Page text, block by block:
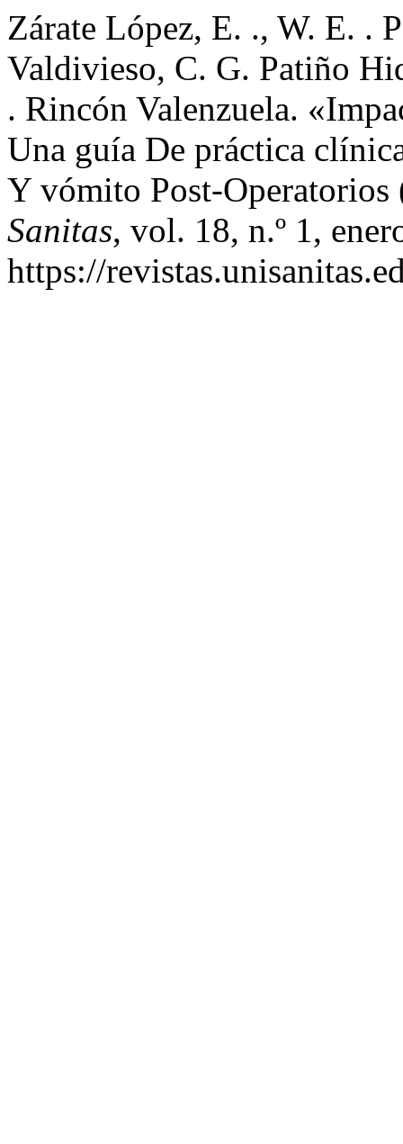
Zárate López, E. ., W. E. .
Valdivieso, C. G. Patiño
. Rincón Valenzuela.
Una guía De práctica
Y vómito Post-
Sanitas, vol. 18, n.º 1,
https://